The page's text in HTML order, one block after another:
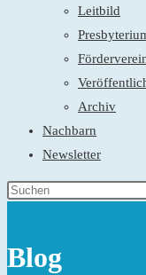
Leitbild
Archiv
Nachbarn
Newsletter
Blog